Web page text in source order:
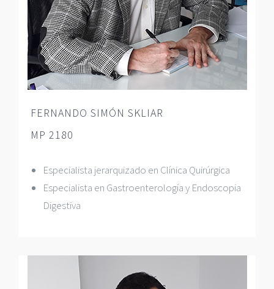
FERNANDO SIMÓN SKLIAR
MP 2180
Especialista jerarquizado en Clínica Quirúrgica
Especialista en Gastroenterología y Endoscopia
Digestiva